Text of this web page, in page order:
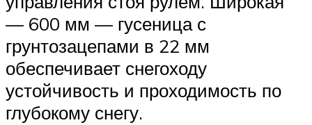
— 600 мм — гусеница с
грунтозацепами в 22 мм
обеспечивает снегоходу
устойчивость и проходимость по
глубокому снегу.